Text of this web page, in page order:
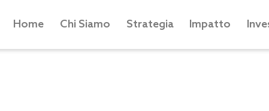
Home Chi Siamo Strategia Impatto